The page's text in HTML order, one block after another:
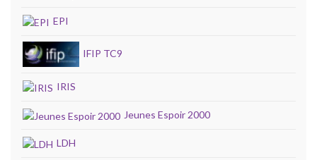
EPI
IFIP TC9
IRIS
Jeunes Espoir 2000
LDH